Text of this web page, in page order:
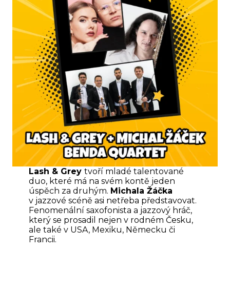
Lash & Grey tvoří mladé talentované
duo, které má na svém kontě jeden
úspěch za druhým. Michala Žáčka
v jazzové scéně asi netřeba představovat.
Fenomenální saxofonista a jazzový hráč,
který se prosadil nejen v rodném Česku,
ale také v USA, Mexiku, Německu či
Francii.